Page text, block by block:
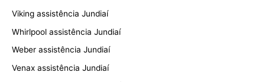
Viking assistência Jundiaí
Whirlpool assistência Jundiaí
Weber assistência Jundiaí
Venax assistência Jundiaí